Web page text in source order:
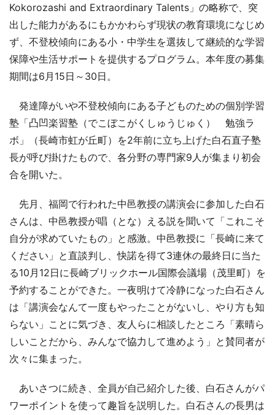
Kokorozashi and Extraordinary Talents」の略称で、突
出した能力があるにもかかわらず現状の教育環境になじめ
ず、不登校傾向にある小・中学生を選抜して継続的な学習
保障や生活サポートを提供するプログラム。本年度の募集
期間は6月15日～30日。
発達障がいや不登校傾向にある子どものための個別学習
塾「凸凹楽習塾（でこぼこがくしゅうじゅく） 勉強ラ
ボ」（長崎市虹が丘町）を2年前に立ち上げた白石直子塾
長が呼び掛けたもので、各分野の専門家9人が集まり初会
合を開いた。
先月、福岡で行われた中邑教授の講演会に参加した白石
さんは、中邑教授が唱（とな）える説を聞いて「これこそ
自分が求めていたもの」と感激。中邑教授に「長崎に来て
ください」と直談判し、快諾を得て3連休の最終日に当た
る10月12日に長崎ブリックホール国際会議場（茂里町）を
予約することができた。一夜明けて冷静になった白石さん
は「講演会なんて一度もやったことがないし、やり方も知
らない」ことに気づき、友人らに相談したところ「素晴ら
しいことだから、みんなで協力して進めよう」と賛同者が
次々に集まった。
あいさつに続き、全員が自己紹介した後、白石さんがパ
ワーポイントを使って趣旨を説明した。白石さんの長男は